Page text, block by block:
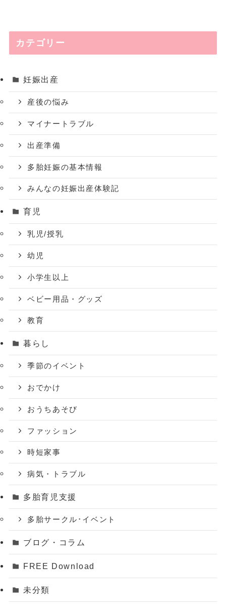
カテゴリー
妊娠出産
産後の悩み
マイナートラブル
出産準備
多胎妊娠の基本情報
みんなの妊娠出産体験記
育児
乳児/授乳
幼児
小学生以上
ベビー用品・グッズ
教育
暮らし
季節のイベント
おでかけ
おうちあそび
ファッション
時短家事
病気・トラブル
多胎育児支援
多胎サークル･イベント
ブログ・コラム
FREE Download
未分類